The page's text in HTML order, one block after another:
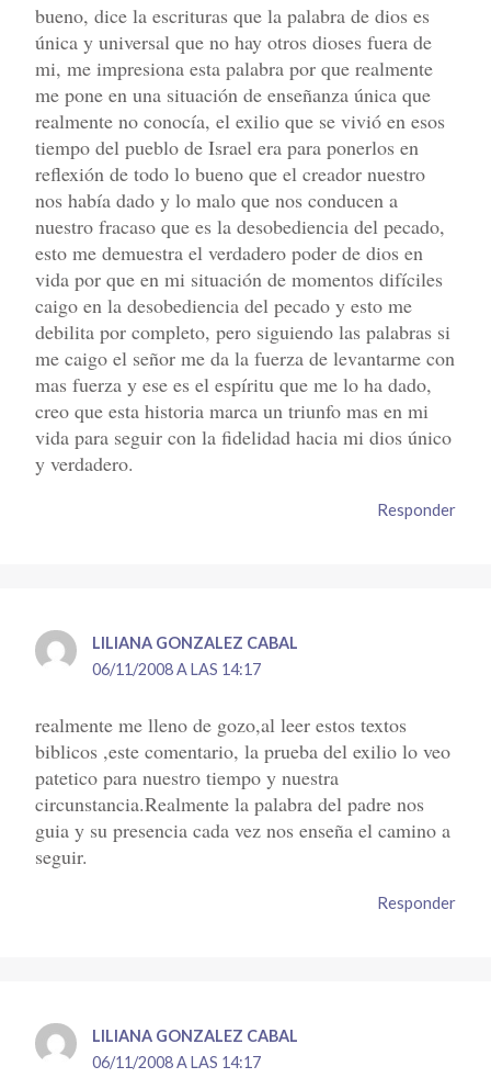
bueno, dice la escrituras que la palabra de dios es
única y universal que no hay otros dioses fuera de
mi, me impresiona esta palabra por que realmente
me pone en una situación de enseñanza única que
realmente no conocía, el exilio que se vivió en esos
tiempo del pueblo de Israel era para ponerlos en
reflexión de todo lo bueno que el creador nuestro
nos había dado y lo malo que nos conducen a
nuestro fracaso que es la desobediencia del pecado,
esto me demuestra el verdadero poder de dios en
vida por que en mi situación de momentos difíciles
caigo en la desobediencia del pecado y esto me
debilita por completo, pero siguiendo las palabras si
me caigo el señor me da la fuerza de levantarme con
mas fuerza y ese es el espíritu que me lo ha dado,
creo que esta historia marca un triunfo mas en mi
vida para seguir con la fidelidad hacia mi dios único
y verdadero.
Responder
LILIANA GONZALEZ CABAL
06/11/2008 A LAS 14:17
realmente me lleno de gozo,al leer estos textos
biblicos ,este comentario, la prueba del exilio lo veo
patetico para nuestro tiempo y nuestra
circunstancia.Realmente la palabra del padre nos
guia y su presencia cada vez nos enseña el camino a
seguir.
Responder
LILIANA GONZALEZ CABAL
06/11/2008 A LAS 14:17